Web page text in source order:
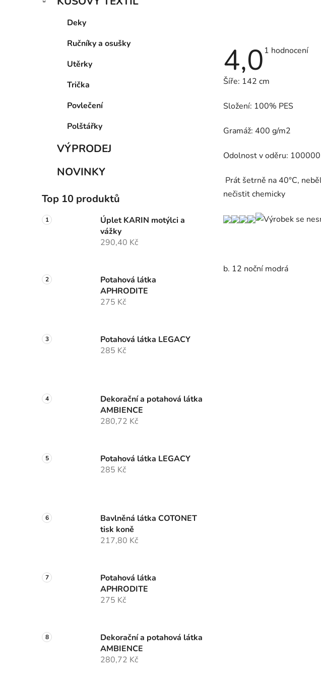
Deky
Ručníky a osušky
Utěrky
Trička
Povlečení
Polštářky
VÝPRODEJ
NOVINKY
Top 10 produktů
Úplet KARIN motýlci a
vážky
290,40 Kč
Potahová látka
APHRODITE
275 Kč
Potahová látka LEGACY
285 Kč
Dekorační a potahová látka
AMBIENCE
280,72 Kč
Potahová látka LEGACY
285 Kč
Bavlněná látka COTONET
tisk koně
217,80 Kč
Potahová látka
APHRODITE
275 Kč
Dekorační a potahová látka
AMBIENCE
280,72 Kč
4,0 Průměrné
4,0
hvězdiček.
1 hodnocení
Šíře: 142 cm
Složení: 100% PES
Gramáž: 400 g/m2
Odolnost v oděru:
Prát šetrně na 40°C,
nečistit chemicky
b. 12 noční modrá